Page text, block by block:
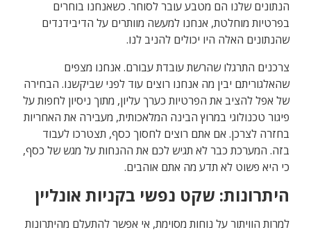
הנתונים שלנו הם מטבע עובר לסוחר. כשאנחנו בוחרים
בפרטיות מוחלטת, אנחנו למעשה מוותרים על הדיבידנדים
שהנתונים האלה היו יכולים להניב לנו.
צרכנים התרגלו שהרשת עובדת עבורם. אנחנו מצפים
שהאלגוריתם יבין מה אנחנו רוצים עוד לפני שביקשנו. הבחירה
של אפל להציב את הפרטיות כערך עליון, מתוך ניסיון לחפות על
פיגור טכנולוגי במרוץ הבינה המלאכותית, מעבירה את האחריות
בחזרה לצרכן. אם אתם רוצים לחסוך כסף, תצטרכו לעבוד
בזה. המערכת כבר לא תגיש לכם את ההנחות על מגש של כסף,
כי היא פשוט לא תדע מה אתם אוהבים.
היתרונות: שקט נפשי בקניות אונליין
למרות הוויתור על נוחות מסוימת, אי אפשר להתעלם מהיתרונות